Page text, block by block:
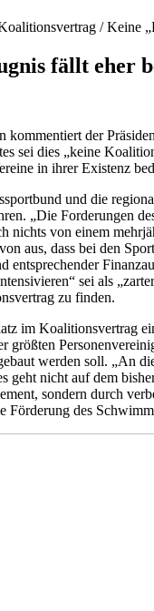
/
fällt eher
kommentiert der
sei dies „keine
in ihrer Existenz
und die
„Die Forderungen
nichts von einem
aus, dass bei den
entsprechender
sei als
zu finden.
im Koalitionsvertrag
größten
werden soll. „An
nicht auf dem
sondern durch
des